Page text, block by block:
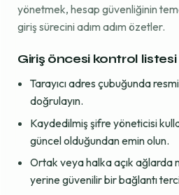
yönetmek, hesap güvenliğinin
giriş sürecini adım adım özetler.
Giriş öncesi kontrol listesi
Tarayıcı adres çubuğunda resmi
doğrulayın.
Kaydedilmiş şifre yöneticisi
güncel olduğundan emin olun.
Ortak veya halka açık ağlarda
yerine güvenilir bir bağlantı